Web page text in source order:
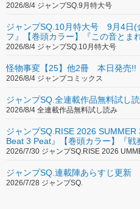
【第30回】飯野俊祐×サバービ
【第29回】ほし×君の名前で僕
【第28回】ヨシカゲ×シェイプ
【第26回】永田愁×キングスマ
【第25回】マス久×ユダヤ人
愛した命〜
【第24回】江藤俊司
【第23回】新浜けいすけ 先生
【第22回】井上景詞 先生 ＆ ド
2026/8/4 ジャンプSQ.9月特大号
ジャンプSQ.10月特大号 9月4日(
フ』【巻頭カラー】『この音とまれ
2026/8/4 ジャンプSQ.10月特大号
怪物事変【25】他2冊 本日発売!!
2026/8/4 ジャンプコミックス
ジャンプSQ.全連載作品無料試し
2026/8/4 全連載作品無料試し読み
ジャンプSQ.RISE 2026
Beat 3 Peat』【巻頭カラー】『戦
2026/7/30 ジャンプSQ.RISE 2026
ジャンプSQ.連載陣あらすじ更新
2026/7/28 ジャンプSQ.